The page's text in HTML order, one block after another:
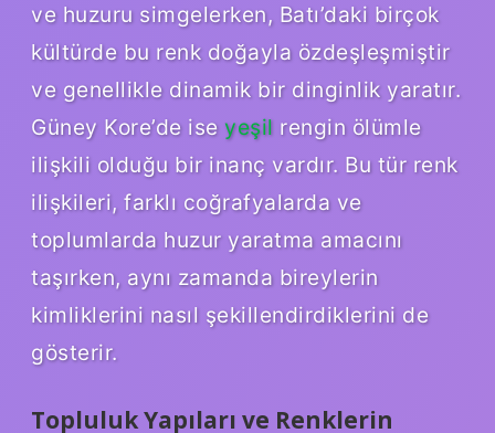
ve huzuru simgelerken, Batı’daki birçok
kültürde bu renk doğayla özdeşleşmiştir
ve genellikle dinamik bir dinginlik yaratır.
Güney Kore’de ise yeşil rengin ölümle
ilişkili olduğu bir inanç vardır. Bu tür renk
ilişkileri, farklı coğrafyalarda ve
toplumlarda huzur yaratma amacını
taşırken, aynı zamanda bireylerin
kimliklerini nasıl şekillendirdiklerini de
gösterir.
Topluluk Yapıları ve Renklerin